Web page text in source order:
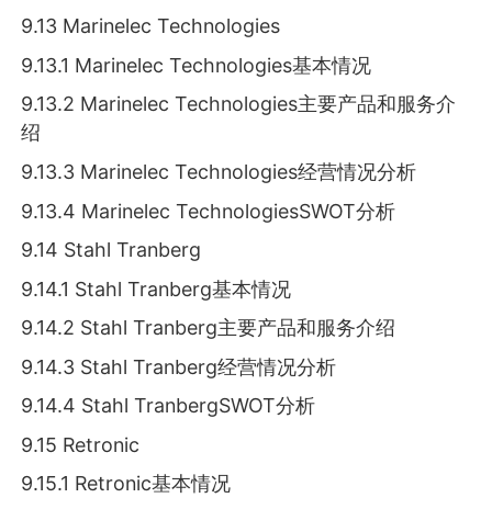
9.13 Marinelec Technologies
9.13.1 Marinelec Technologies基本情况
9.13.2 Marinelec Technologies主要产品和服务介
绍
9.13.3 Marinelec Technologies经营情况分析
9.13.4 Marinelec TechnologiesSWOT分析
9.14 Stahl Tranberg
9.14.1 Stahl Tranberg基本情况
9.14.2 Stahl Tranberg主要产品和服务介绍
9.14.3 Stahl Tranberg经营情况分析
9.14.4 Stahl TranbergSWOT分析
9.15 Retronic
9.15.1 Retronic基本情况